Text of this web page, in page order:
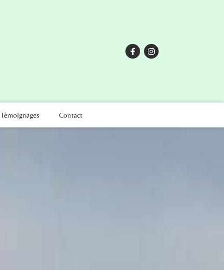
Témoignages Contact